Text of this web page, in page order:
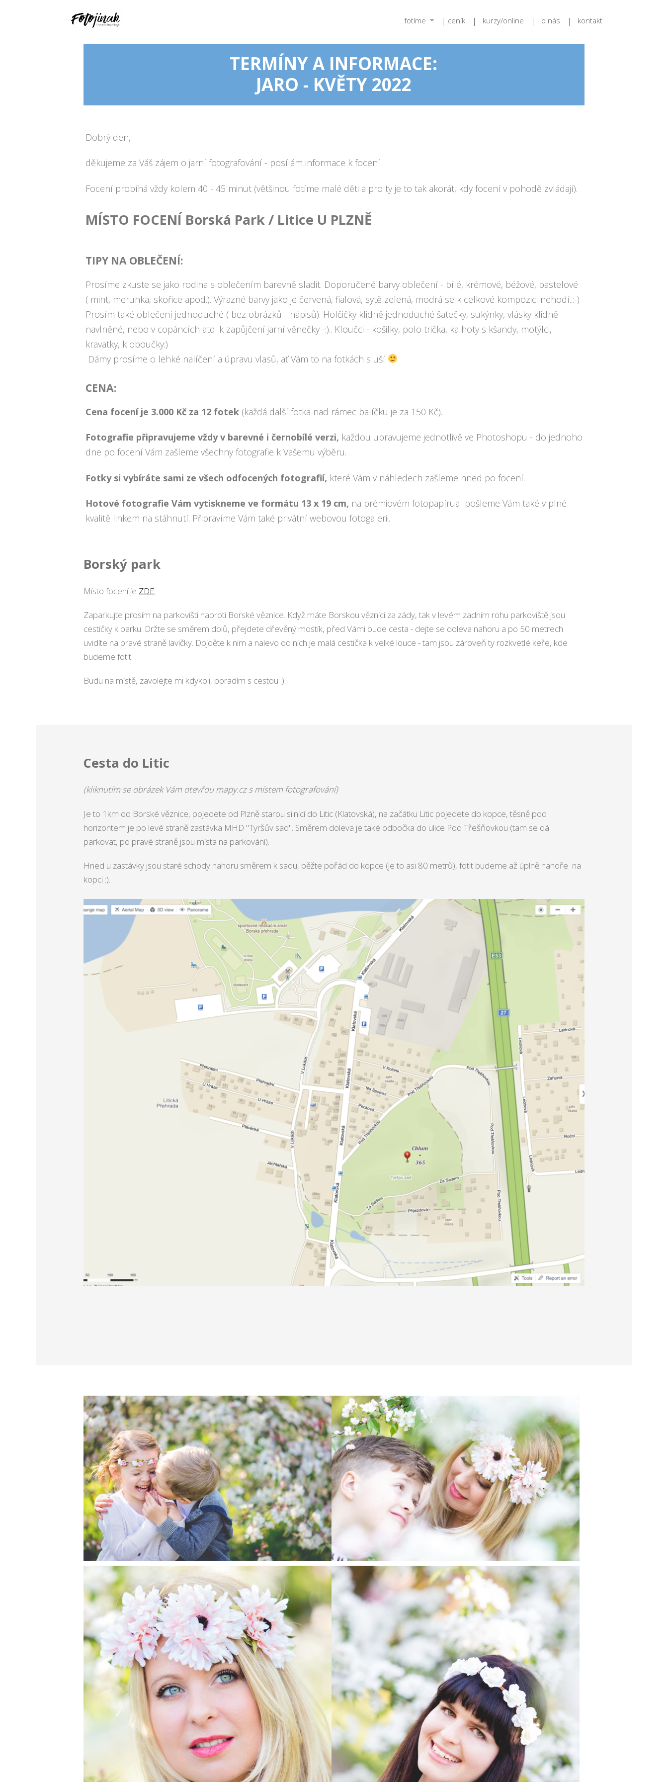
fotíme ceník kurzy/online o nás kontakt
TERMÍNY A INFORMACE:
JARO - KVĚTY 2022
Dobrý den,
děkujeme za Váš zájem o jarní fotografování - posílám informace k focení.
Focení probíhá vždy kolem 40 - 45 minut (většinou fotíme malé děti a pro ty je to tak akorát, kdy focení v pohodě zvládají).
MÍSTO FOCENÍ Borská Park / Litice U PLZNĚ
TIPY NA OBLEČENÍ:
Prosíme zkuste se jako rodina s oblečením barevně sladit. Doporučené barvy oblečení - bílé, krémové, béžové, pastelové
( mint, merunka, skořice apod.). Výrazné barvy jako je červená, fialová, sytě zelená, modrá se k celkové kompozici nehodí..:-)
Prosím také oblečení jednoduché ( bez obrázků - nápisů). Holčičky klidně jednoduché šatečky, sukýnky, vlásky klidně
navlněné, nebo v copáncích atd. k zapůjčení jarní věnečky -:).. Kloučci - košilky, polo trička, kalhoty s kšandy, motýlci,
kravatky, kloboučky:)
Dámy prosíme o lehké nalíčení a úpravu vlasů, ať Vám to na fotkách sluší
CENA:
Cena focení je 3.000 Kč za 12 fotek (každá další fotka nad rámec balíčku je za 150 Kč).
Fotografie připravujeme vždy v barevné i černobílé verzi, každou upravujeme jednotlivě ve Photoshopu - do jednoho
dne po focení Vám zašleme všechny fotografie k Vašemu výběru.
Fotky si vybíráte sami ze všech odfocených fotografií, které Vám v náhledech zašleme hned po focení.
Hotové fotografie Vám vytiskneme ve formátu 13 x 19 cm, na prémiovém fotopapírua pošleme Vám také v plné
kvalitě linkem na stáhnutí. Připravíme Vám také privátní webovou fotogalerii.
Borský park
Místo focení je ZDE.
Zaparkujte prosím na parkovišti naproti Borské věznice. Když máte Borskou věznici za zády, tak v levém zadním rohu parkoviště jsou
cestičky k parku. Držte se směrem dolů, přejdete dřevěný mostík, před Vámi bude cesta - dejte se doleva nahoru a po 50 metrech
uvidíte na pravé straně lavičky. Dojděte k nim a nalevo od nich je malá cestička k velké louce - tam jsou zároveň ty rozkvetlé keře, kde
budeme fotit.
Budu na místě, zavolejte mi kdykoli, poradím s cestou :).
Cesta do Litic
(kliknutím se obrázek Vám otevřou mapy.cz s místem fotografování)
Je to 1km od Borské věznice, pojedete od Plzně starou silnicí do Litic (Klatovská), na začátku Litic pojedete do kopce, těsně pod
horizontem je po levé straně zastávka MHD "Tyršův sad". Směrem doleva je také odbočka do ulice Pod Třešňovkou (tam se dá
parkovat, po pravé straně jsou místa na parkování).
Hned u zastávky jsou staré schody nahoru směrem k sadu, běžte pořád do kopce (je to asi 80 metrů), fotit budeme až úplně nahoře na
kopci :).